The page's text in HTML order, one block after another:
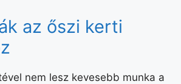
az őszi kerti
nem lesz kevesebb munka a